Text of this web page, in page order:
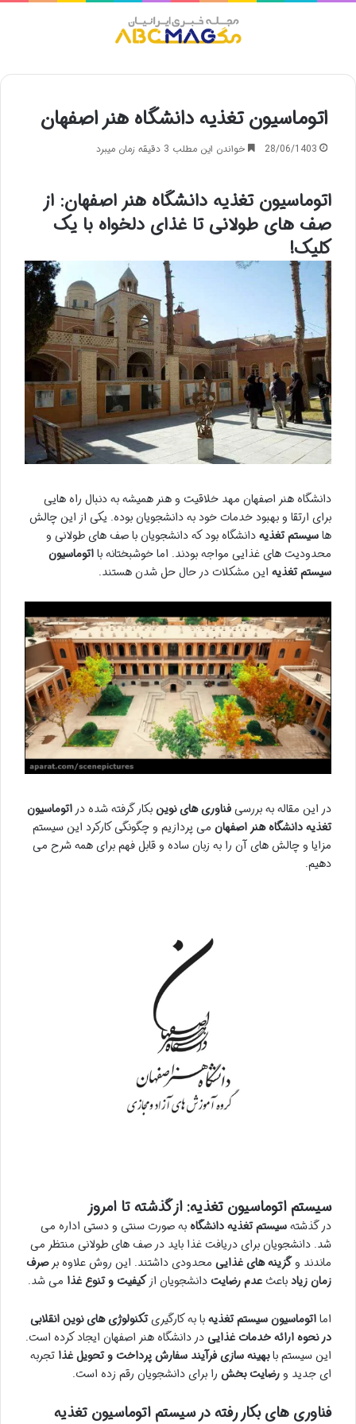
اتوماسیون تغذیه دانشگاه هنر اصفهان
28/06/1403 خواندن این مطلب 3 دقیقه زمان میبرد
اتوماسیون تغذیه دانشگاه هنر اصفهان: از
صف های طولانی تا غذای دلخواه با یک
کلیک!
دانشگاه هنر اصفهان مهد خلاقیت و هنر همیشه به دنبال راه هایی
برای ارتقا و بهبود خدمات خود به دانشجویان بوده. یکی از این چالش
هاسیستم تغذیهدانشگاه بود که دانشجویان با صف های طولانی و
محدودیت های غذایی مواجه بودند. اما خوشبختانه بااتوماسیون
سیستم تغذیه این مشکلات در حال حل شدن هستند.
در این مقاله به بررسیفناوری های نوینبکار گرفته شده در اتوماسیون
تغذیه دانشگاه هنر اصفهان می پردازیم و چگونگی کارکرد این سیستم
مزایا و چالش های آن را به زبان ساده و قابل فهم برای همه شرح می
دهیم.
سیستم اتوماسیون تغذیه: از گذشته تا امروز
در گذشتهسیستم تغذیه دانشگاهبه صورت سنتی و دستی اداره می
شد. دانشجویان برای دریافت غذا باید در صف های طولانی منتظر می
ماندند وگزینه های غذایی محدودی داشتند. این روش علاوه برصرف
زمان زیادباعثعدم رضایتدانشجویان ازکیفیت و تنوع غذا می شد.
امااتوماسیون سیستم تغذیهبا به کارگیریتکنولوژی های نوینانقلابی
در نحوه ارائه خدمات غذاییدر دانشگاه هنر اصفهان ایجاد کرده است.
این سیستم بابهینه سازی فرآیند سفارش پرداخت و تحویل غذا تجربه
ای جدید ورضایت بخش را برای دانشجویان رقم زده است.
فناوری های بکار رفته در سیستم اتوماسیون تغذیه